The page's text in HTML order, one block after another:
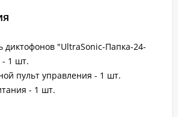
диктофонов "UltraSonic-Папка-24-
- 1 шт.
пульт управления - 1 шт.
- 1 шт.